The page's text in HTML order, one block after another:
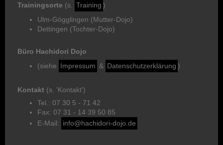
Trainingsorte (s. Training )
Ulm-Gögglingen (Mutter-Dojo)
Dettingen (Tochter-Dojo)
Büro Hachidori Dojo
(siehe Impressum & Datenschutzerklärung )
Kontakt (s. 'Kontakt')
Tel.: 07 30 5 - 71 42
Fax: 07 31 - 14 39 50 85
E-Mail: info@hachidori-dojo.de